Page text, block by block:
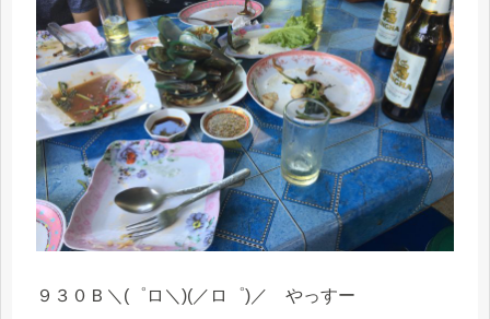
９３０Ｂ＼(゜ロ＼)(／ロ゜)／ やっすー